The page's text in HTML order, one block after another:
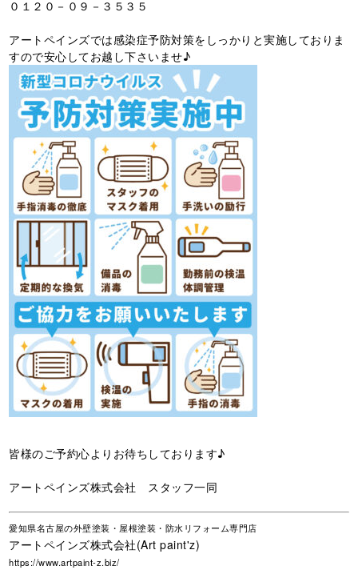
０１２０－０９－３５３５
アートペインズでは感染症予防対策をしっかりと実施しておりま
すので安心してお越し下さいませ♪
皆様のご予約心よりお待ちしております♪
アートペインズ株式会社 スタッフ一同
愛知県名古屋の外壁塗装・屋根塗装・防水リフォーム専門店
アートペインズ株式会社(Art paint'z)
https://www.artpaint-z.biz/